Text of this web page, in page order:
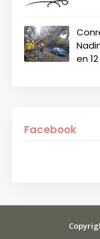
en
Facebook